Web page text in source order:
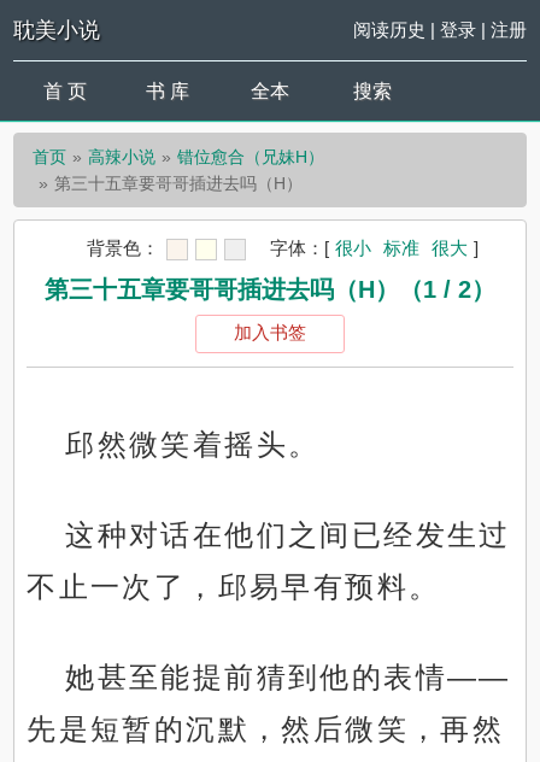
耽美小说 阅读历史 | 登录| 注册
首 页 书 库 全本 搜索
首页 高辣小说
错位愈合（兄妹H）
第三十五章要哥哥插进去吗（H）
背景色： 字体： [ 很小 标准 很大 ]
第三十五章要哥哥插进去吗（H）（1 / 2）
加入书签
邱然微笑着摇头。
这种对话在他们之间已经发生过
不止一次了，邱易早有预料。
她甚至能提前猜到他的表情——
先是短暂的沉默，然后微笑，再然